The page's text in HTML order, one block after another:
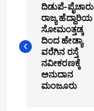
s
t
ದಿಡುಪೆ-ಪೈಚಾರು
ರಾಜ್ಯ ಹೆದ್ದಾರಿಯ
ಸೋಮಂತ್ತಡ್ಕ
ದಿಂದ ಹೇಡ್ಯಾ
ವರೆಗಿನ ರಸ್ತೆ
ನವೀಕರಣಕ್ಕೆ
ಅನುದಾನ
ಮಂಜೂರು